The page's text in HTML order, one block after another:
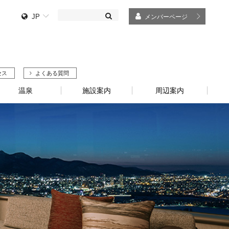
JP メンバーページ
よくある質問
温泉 施設案内 周辺案内